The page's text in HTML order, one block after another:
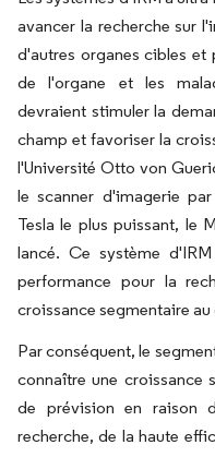
avancer la recherche sur
d'autres organes cibles
de l'organe et les
devraient stimuler la
champ et favoriser la
l'Université Otto von
le scanner d'imagerie
Tesla le plus puissant, le
lancé. Ce système
performance pour la
croissance segmentaire
Par conséquent, le
connaître une croissance
de prévision en raison
recherche, de la haute